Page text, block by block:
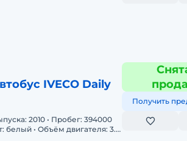
IVECO Daily
2010 • Пробег: 394000
белый • Объём двигателя: 3.0
Получить